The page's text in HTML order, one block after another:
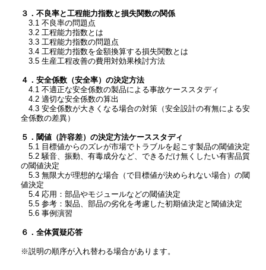
３．不良率と工程能力指数と損失関数の関係
3.1 不良率の問題点
3.2 工程能力指数とは
3.3 工程能力指数の問題点
3.4 工程能力指数を金額換算する損失関数とは
3.5 生産工程改善の費用対効果検討方法
４．安全係数（安全率）の決定方法
4.1 不適正な安全係数の製品による事故ケーススタディ
4.2 適切な安全係数の算出
4.3 安全係数が大きくなる場合の対策（安全設計の有無による安
全係数の差異）
５．閾値（許容差）の決定方法ケーススタディ
5.1 目標値からのズレが市場でトラブルを起こす製品の閾値決定
5.2 騒音、振動、有毒成分など、できるだけ無くしたい有害品質
の閾値決定
5.3 無限大が理想的な場合（で目標値が決められない場合）の閾
値決定
5.4 応用：部品やモジュールなどの閾値決定
5.5 参考：製品、部品の劣化を考慮した初期値決定と閾値決定
5.6 事例演習
６．全体質疑応答
※説明の順序が入れ替わる場合があります。